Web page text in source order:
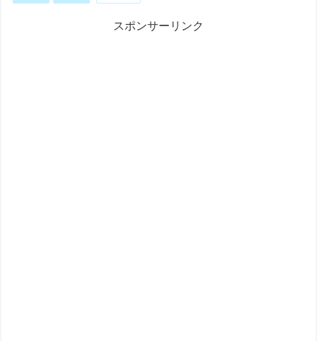
スポンサーリンク